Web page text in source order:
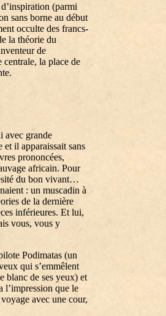
(parmi
sans borne au début
occulte des francs-
la théorie du
de
centrale, la place de
avec grande
il apparaissait sans
prononcées,
africain. Pour
du bon vivant…
: un muscadin à
de la dernière
inférieures. Et lui,
vous, vous y
Podimatas (un
qui s’emmêlent
blanc de ses yeux) et
l’impression que le
avec une cour,